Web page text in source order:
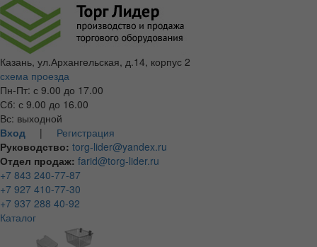
Казань, ул.Архангельская, д.14, корпус 2
схема проезда
Пн-Пт: с 9.00 до 17.00
Сб: с 9.00 до 16.00
Вс: выходной
Вход | Регистрация
Руководство: torg-lider@yandex.ru
Отдел продаж: farid@torg-lider.ru
+7 843 240-77-87
+7 927 410-77-30
+7 937 288 40-92
Каталог